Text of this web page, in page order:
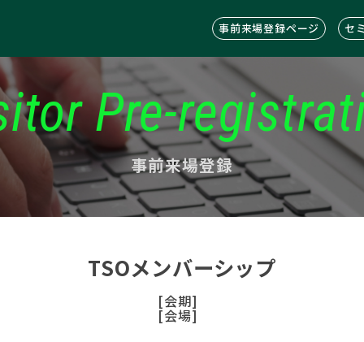
事前来場登録ページ セ
Pre-
事前来場登録
TSOメンバーシップ
[会期]
[会場]